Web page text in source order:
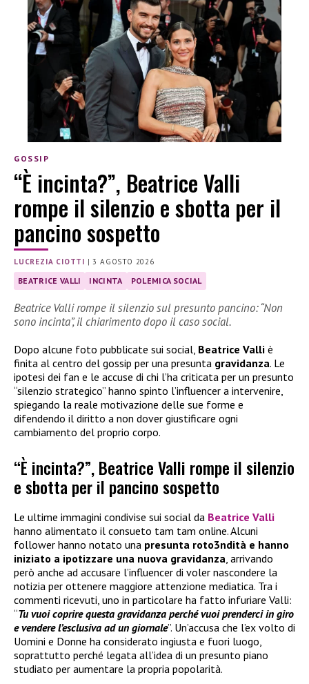
GOSSIP
“È incinta?”, Beatrice Valli
rompe il silenzio e sbotta per il
pancino sospetto
LUCREZIA CIOTTI |3 AGOSTO 2026
BEATRICE VALLI INCINTA POLEMICA SOCIAL
Beatrice Valli rompe il silenzio sul presunto pancino: “Non
sono incinta”, il chiarimento dopo il caso social.
Dopo alcune foto pubblicate sui social, Beatrice Valli è
finita al centro del gossip per una presunta gravidanza. Le
ipotesi dei fan e le accuse di chi l’ha criticata per un presunto
“silenzio strategico” hanno spinto l’influencer a intervenire,
spiegando la reale motivazione delle sue forme e
difendendo il diritto a non dover giustificare ogni
cambiamento del proprio corpo.
“È incinta?”, Beatrice Valli rompe il silenzio
e sbotta per il pancino sospetto
Le ultime immagini condivise sui social da Beatrice Valli
hanno alimentato il consueto tam tam online. Alcuni
follower hanno notato una presunta roto3ndità e hanno
iniziato a ipotizzare una nuova gravidanza , arrivando
però anche ad accusare l’influencer di voler nascondere la
notizia per ottenere maggiore attenzione mediatica. Tra i
commenti ricevuti, uno in particolare ha fatto infuriare Valli:
“Tu vuoi coprire questa gravidanza perché vuoi prenderci in giro
e vendere l’esclusiva ad un giornale”. Un’accusa che l’ex volto di
Uomini e Donne ha considerato ingiusta e fuori luogo,
soprattutto perché legata all’idea di un presunto piano
studiato per aumentare la propria popolarità.